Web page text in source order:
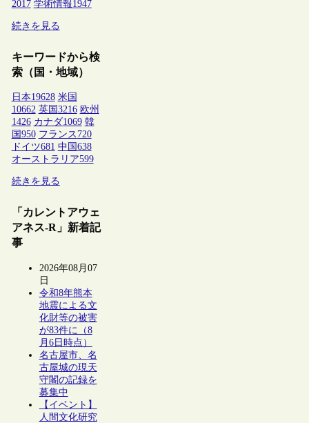
2017 学術情報1947
続きを見る
キーワードから検
索（国・地域）
日本19628 米国
10662 英国 3216 欧州
1426 カナダ1069 韓
国 950 フランス 720
ドイツ681 中国 638
オーストラリア599
続きを見る
「カレントアウェ
アネス-R」新着記
事
2026年08月07
日
令和8年熊本
地震による文
化財等の被害
が83件に（8
月6日時点）
名古屋市、名
古屋城の現天
守閣の記録を
募集中
【イベント】
人間文化研究